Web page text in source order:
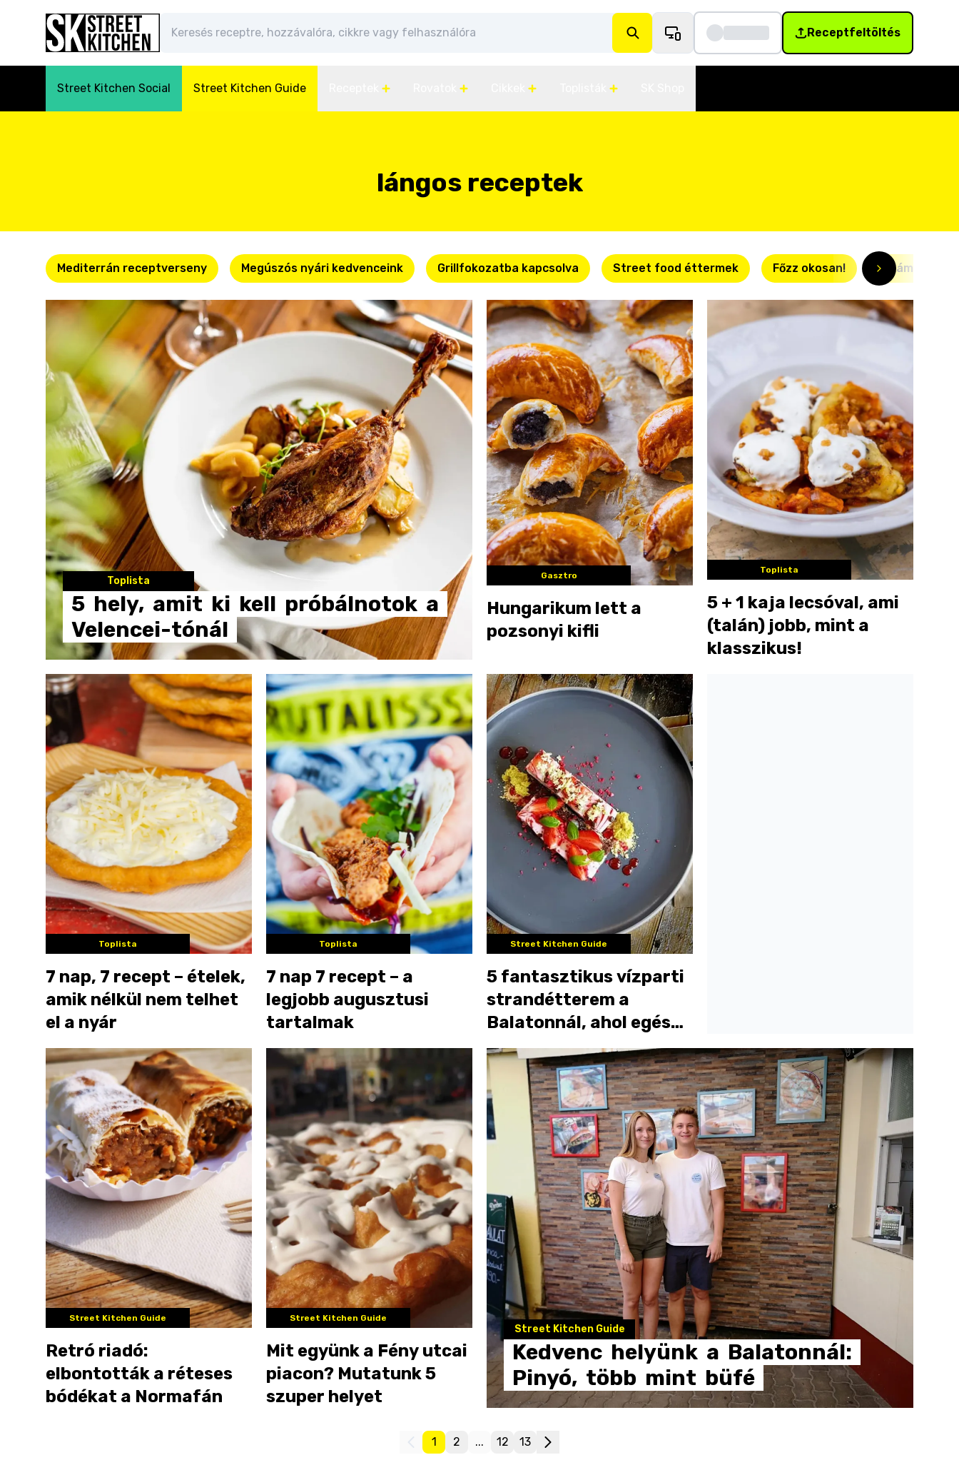
Receptfeltöltés
Street Kitchen Social Street Kitchen Guide
lángos receptek
Mediterrán receptverseny Megúszós nyári kedvenceink Grillfokozatba kapcsolva Street food éttermek Főzz okosan! Villámgyors
Toplista
5 hely, amit ki kell próbálnotok a
Velencei-tónál
Gasztro
Hungarikum lett a
pozsonyi kifli
Toplista
5 + 1 kaja lecsóval, ami
(talán) jobb, mint a
klasszikus!
Toplista
7 nap, 7 recept – ételek,
amik nélkül nem telhet
el a nyár
Toplista
7 nap 7 recept – a
legjobb augusztusi
tartalmak
Street Kitchen Guide
5 fantasztikus vízparti
strandétterem a
Balatonnál, ahol egész
nyáron jót ehetsz
Street Kitchen Guide
Retró riadó:
elbontották a réteses
bódékat a Normafán
Street Kitchen Guide
Mit együnk a Fény utcai
piacon? Mutatunk 5
szuper helyet
Street Kitchen Guide
Kedvenc helyünk a Balatonnál:
Pinyó, több mint büfé
1 2 ... 12 13